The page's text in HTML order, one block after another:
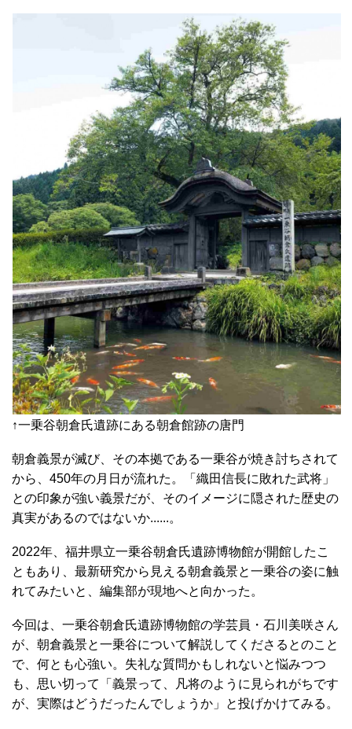
↑一乗谷朝倉氏遺跡にある朝倉館跡の唐門
朝倉義景が滅び、その本拠である一乗谷が焼き討ちされて
から、450年の月日が流れた。「織田信長に敗れた武将」
との印象が強い義景だが、そのイメージに隠された歴史の
真実があるのではないか......。
2022年、福井県立一乗谷朝倉氏遺跡博物館が開館したこ
ともあり、最新研究から見える朝倉義景と一乗谷の姿に触
れてみたいと、編集部が現地へと向かった。
今回は、一乗谷朝倉氏遺跡博物館の学芸員・石川美咲さん
が、朝倉義景と一乗谷について解説してくださるとのこと
で、何とも心強い。失礼な質問かもしれないと悩みつつ
も、思い切って「義景って、凡将のように見られがちです
が、実際はどうだったんでしょうか」と投げかけてみる。